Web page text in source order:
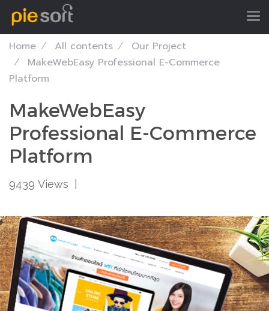
Home All contents
Our Project
MakeWebEasy Professional E-Commerce
Platform
MakeWebEasy
Professional E-Commerce
Platform
9439 Views